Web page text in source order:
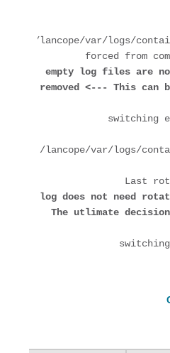
/lancope/var/logs/
forced from
empty log files are
removed
<--- This can
switching
/lancope/var/logs/
Last
log does not need
The utlimate